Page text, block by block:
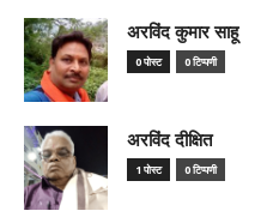
अरविंद कुमार साहू
0 पोस्ट 0 टिप्पणी
अरविंद दीक्षित
1 पोस्ट 0 टिप्पणी